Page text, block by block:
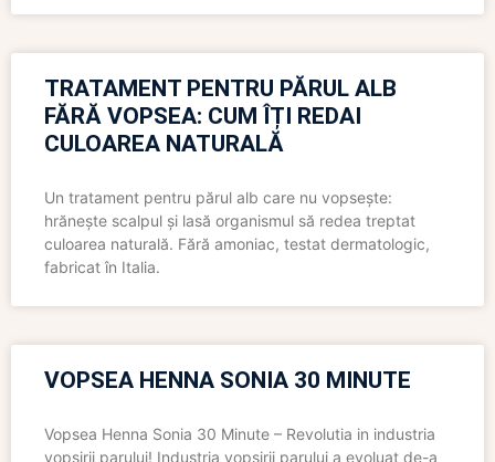
TRATAMENT PENTRU PĂRUL ALB
FĂRĂ VOPSEA: CUM ÎȚI REDAI
CULOAREA NATURALĂ
Un tratament pentru părul alb care nu vopsește:
hrănește scalpul și lasă organismul să redea treptat
culoarea naturală. Fără amoniac, testat dermatologic,
fabricat în Italia.
VOPSEA HENNA SONIA 30 MINUTE
Vopsea Henna Sonia 30 Minute – Revolutia in industria
vopsirii parului! Industria vopsirii parului a evoluat de-a